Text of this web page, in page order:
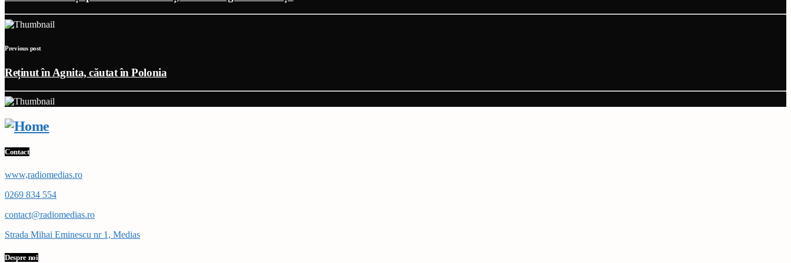
Previous post
Reținut în Agnita, căutat în Polonia
Contact
www,radiomedias.ro
0269 834 554
contact@radiomedias.ro
Strada Mihai Eminescu nr 1, Medias
Despre noi